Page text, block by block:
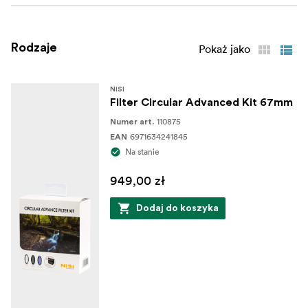
poszczególne filtry i zapobiegają ich porysowaniu.
Rodzaje Pokaż jako
NISI
Filter Circular Advanced Kit 67mm
Numer art. 110875
EAN 6971634241845
Na stanie
949,00 zł
Dodaj do koszyka